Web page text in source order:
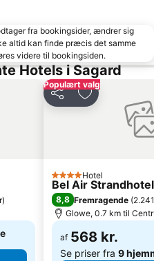
fra bookingsider, ændrer sig
altid kan finde præcis det samme
videre til bookingsiden.
Hotels i Sagard
)
Populært valg
Del Føj til
4 Stjerner
Hotel
Bel Air Strandhotel
8,8 Fremragende (
Glowe, 0.7 km til
af 568 kr.
Se priser fra 9